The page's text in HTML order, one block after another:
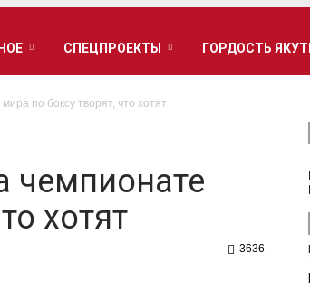
СПЕЦПРОЕКТЫ ГОРДОСТЬ
по боксу творят, что хотят
чемпионате
хотят
3636